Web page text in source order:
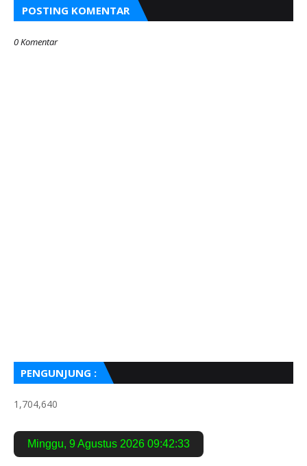
POSTING KOMENTAR
0 Komentar
PENGUNJUNG :
1,704,640
Minggu, 9 Agustus 2026 09:42:34